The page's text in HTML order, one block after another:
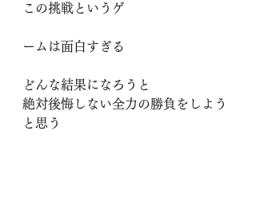
この挑戦というゲ
ームは面白すぎる
どんな結果になろうと
絶対後悔しない全力の勝負をしよう
と思う